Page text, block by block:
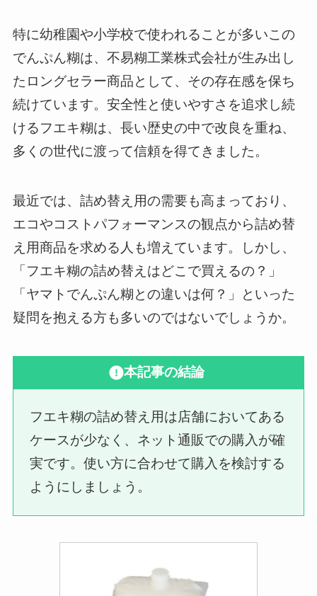
特に幼稚園や小学校で使われることが多いこの
でんぷん糊は、不易糊工業株式会社が生み出し
たロングセラー商品として、その存在感を保ち
続けています。安全性と使いやすさを追求し続
けるフエキ糊は、長い歴史の中で改良を重ね、
多くの世代に渡って信頼を得てきました。
最近では、詰め替え用の需要も高まっており、
エコやコストパフォーマンスの観点から詰め替
え用商品を求める人も増えています。しかし、
「フエキ糊の詰め替えはどこで買えるの？」
「ヤマトでんぷん糊との違いは何？」といった
疑問を抱える方も多いのではないでしょうか。
本記事の結論
フエキ糊の詰め替え用は店舗においてある
ケースが少なく、ネット通販での購入が確
実です。使い方に合わせて購入を検討する
ようにしましょう。